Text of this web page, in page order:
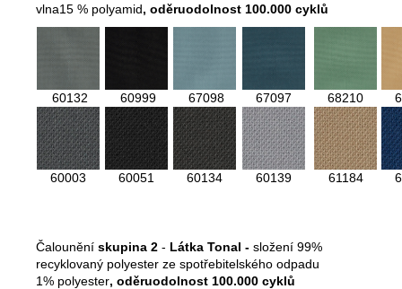
vlna15 % polyamid, oděruodolnost 100.000 cyklů
60132 60999 67098 67097 68210
60003 60051 60134 60139 61184
Čalounění skupina 2 - Látka Tonal - složení 99%
recyklovaný polyester ze spotřebitelského odpadu
1% polyester, oděruodolnost 100.000 cyklů